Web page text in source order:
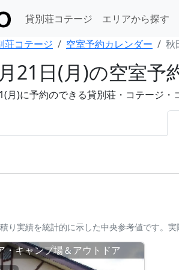
貸別荘コテージ エリアから探す
荘コテージ 空室予約カレンダー 秋
21日(月)の空室予
月)に予約のできる貸別荘・コテージ・
り実績を統計的に示した中央参考値です。
・キャンプ場＆アウトドア